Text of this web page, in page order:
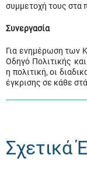
συμμετοχή τους στα
Συνεργασία
Για ενημέρωση των
Οδηγό Πολιτικής
η πολιτική, οι
έγκρισης σε κάθε
Σχετικά